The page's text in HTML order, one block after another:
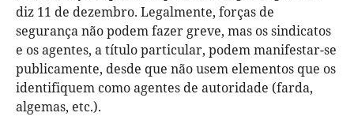
diz 11 de dezembro. Legalmente, forças de
segurança não podem fazer greve, mas os sindicatos
e os agentes, a título particular, podem manifestar-se
publicamente, desde que não usem elementos que os
identifiquem como agentes de autoridade (farda,
algemas, etc.).